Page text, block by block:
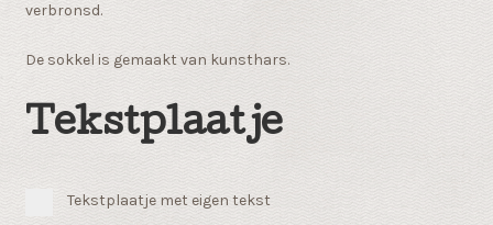
verbronsd.
De sokkel is gemaakt van kunsthars.
Tekstplaatje
Tekstplaatje met eigen tekst